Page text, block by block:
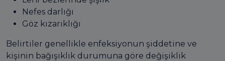
Nefes darlığı
Göz kızarıklığı
Belirtiler genellikle enfeksiyonun şiddetine ve
kişinin bağışıklık durumuna göre değişiklik